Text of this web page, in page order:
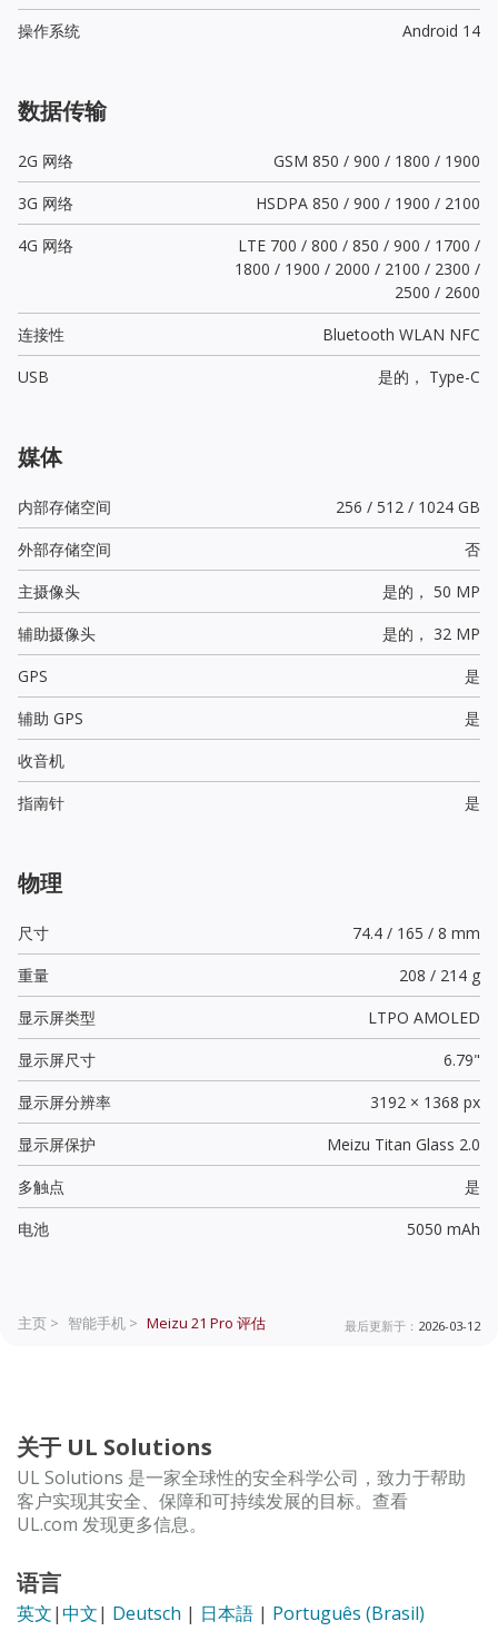
操作系统
Android 14
数据传输
2G 网络
GSM 850 / 900 / 1800 / 1900
3G 网络
HSDPA 850 / 900 / 1900 / 2100
4G 网络
LTE 700 / 800 / 850 / 900 / 1700 /
1800 / 1900 / 2000 / 2100 / 2300 /
2500 / 2600
连接性
Bluetooth WLAN NFC
USB
是的， Type-C
媒体
内部存储空间
256 / 512 / 1024 GB
外部存储空间
否
主摄像头
是的， 50 MP
辅助摄像头
是的， 32 MP
GPS
是
辅助 GPS
是
收音机
指南针
是
物理
尺寸
74.4 / 165 / 8 mm
重量
208 / 214 g
显示屏类型
LTPO AMOLED
显示屏尺寸
6.79"
显示屏分辨率
3192 × 1368 px
显示屏保护
Meizu Titan Glass 2.0
多触点
是
电池
5050 mAh
主页 > 智能手机 > Meizu 21 Pro 评估 最后更新于： 2026-03-12
关于 UL Solutions
UL Solutions 是一家全球性的安全科学公司，致力于帮助
客户实现其安全、保障和可持续发展的目标。查看
UL.com 发现更多信息。
语言
英文|中文| Deutsch | 日本語 | Português (Brasil)